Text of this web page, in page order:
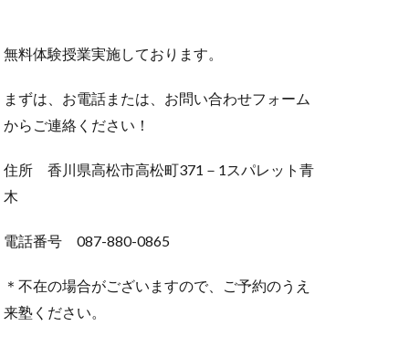
無料体験授業実施しております。
まずは、お電話または、お問い合わせフォーム
からご連絡ください！
住所 香川県高松市高松町371－1スパレット青
木
電話番号 087-880-0865
＊不在の場合がございますので、ご予約のうえ
来塾ください。